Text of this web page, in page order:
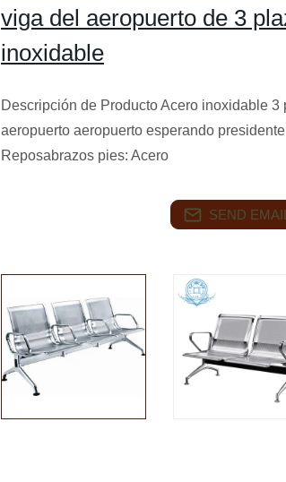
viga del aeropuerto de 3
inoxidable
Descripción de Producto Acero inoxidable 3
aeropuerto aeropuerto esperando
Reposabrazos pies: Acero
SEND